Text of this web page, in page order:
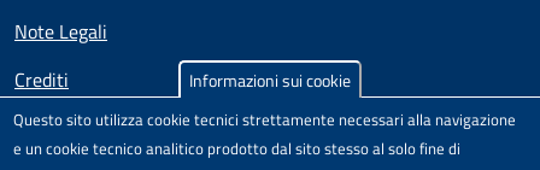
Informazioni sui cookie
Questo sito utilizza cookie tecnici strettamente necessari alla navigazione
e un cookie tecnico analitico prodotto dal sito stesso al solo fine di
Note Legali
Crediti
TestSito realizzato e distribuito daPorte Aperte sul Web